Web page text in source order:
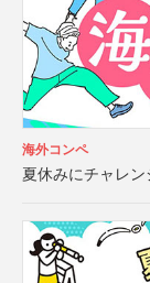
海外コンペ
夏休みにチャレ